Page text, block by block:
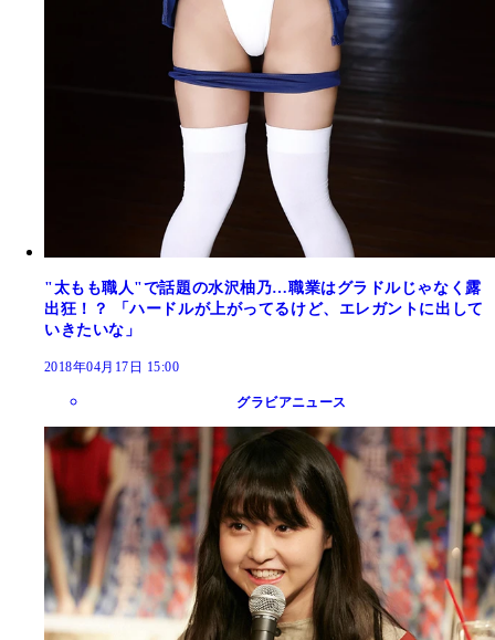
"太もも職人"で話題の水沢柚乃…職業はグラドルじゃなく露
出狂！？ 「ハードルが上がってるけど、エレガントに出して
いきたいな」
2018年04月17日 15:00
グラビアニュース